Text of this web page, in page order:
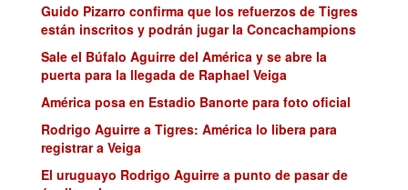
Guido Pizarro confirma que los refuerzos de Tigres
están inscritos y podrán jugar la Concachampions
Sale el Búfalo Aguirre del América y se abre la
puerta para la llegada de Raphael Veiga
América posa en Estadio Banorte para foto oficial
Rodrigo Aguirre a Tigres: América lo libera para
registrar a Veiga
El uruguayo Rodrigo Aguirre a punto de pasar de